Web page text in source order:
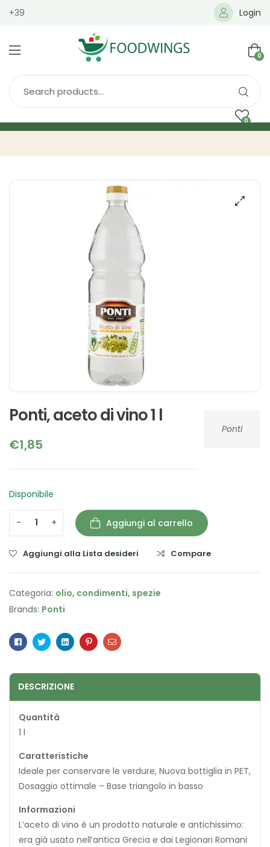
+39 Login
0
0
Ponti
Ponti, aceto di vino 1 l
€1,85
Disponibile
- + Aggiungi al carrello
Aggiungi alla Lista desideri Compare
Categoria: olio, condimenti, spezie
Brands: Ponti
Facebook
TwitterLinkedinPinterestEmail
DESCRIZIONE
Quantità
1 l
Caratteristiche
Ideale per conservare le verdure, Nuova bottiglia in PET,
Dosaggio ottimale – Base triangolo in basso
Informazioni
L’aceto di vino è un prodotto naturale e antichissimo:
era già usato nell’antica Grecia e dai Legionari Romani